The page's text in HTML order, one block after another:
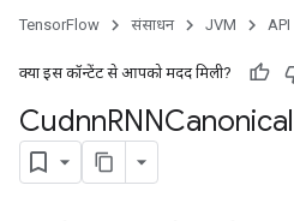
TensorFlow संसाधन JVM API
क्या इस कॉन्टेंट से आपको मदद मिली?
CudnnRNNCanonical